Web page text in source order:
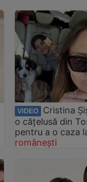
VIDEO
Cristina
o cățelusă din
pentru a o caza
românești